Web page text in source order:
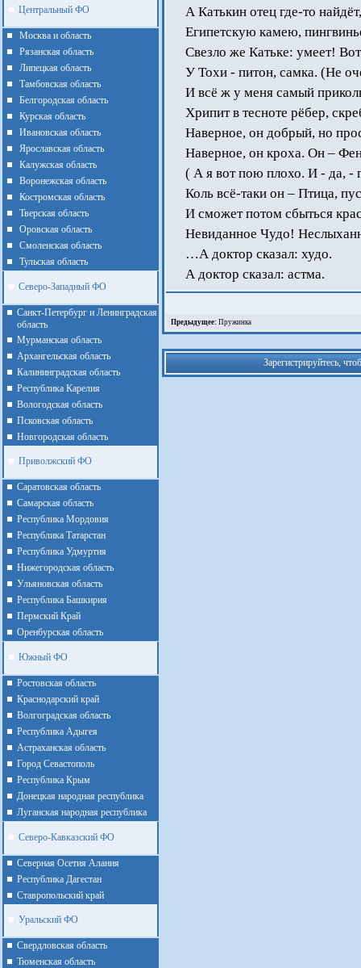
Центральный ФО
Москва и область
Рязанская область
Липецкая область
Тамбовская область
Белгородская область
Курская область
Ивановская область
Ярославская область
Калужская область
Воронежская область
Костромская область
Тверская область
Оровская область
Смоленская область
Тульская область
Северо-Западный ФО
Санкт-Петербург и Ленинградская
область
Мурманская область
Архангельская область
Калининградская область
Республика Карелия
Вологодская область
Псковская область
Новгородская область
Приволжский ФО
Cаратовская область
Cамарская область
Республика Мордовия
Республика Татарстан
Республика Удмуртия
Нижегородская область
Ульяновская область
Республика Башкирия
Пермский Край
Оренбурская область
Южный ФО
Ростовская область
Краснодарский край
Волгоградская область
Республика Адыгея
Астраханская область
Город Севастополь
Республика Крым
Донецкая народная республика
Луганская народная республика
Северо-Кавказский ФО
Северная Осетия Алания
Республика Дагестан
Ставропольский край
Уральский ФО
Cвердловская область
Тюменская область
А Катькин отец где-то
Египетскую камею,
Свезло же Катьке: умеет!
У Тохи - питон, самка. (Не
И всё ж у меня самый
Хрипит в тесноте рёбер,
Наверное, он добрый, но
Наверное, он кроха. Он –
( А я вот пою плохо. И - да, -
Коль всё-таки он – Птица,
И сможет потом сбыться
Невиданное Чудо!
…А доктор сказал: худо.
А доктор сказал: астма.
Предыдущее: Пружинка
Зарегистрируйтесь,